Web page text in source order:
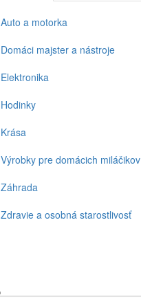
Auto a motorka
Domáci majster a nástroje
Elektronika
Hodinky
Krása
Výrobky pre domácich miláčikov
Záhrada
Zdravie a osobná starostlivosť